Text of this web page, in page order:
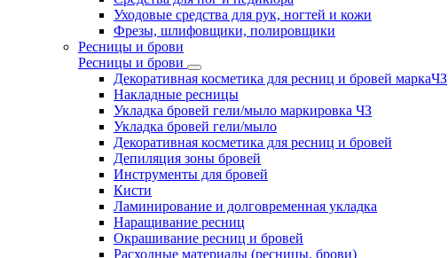
Уходовые средства для рук, ногтей и кожи
Фрезы, шлифовщики, полировщики
Ресницы и брови
Ресницы и брови
Декоративная косметика для ресниц и бровей маркаЧЗ
Накладные ресницы
Укладка бровей гели/мыло маркировка ЧЗ
Укладка бровей гели/мыло
Декоративная косметика для ресниц и бровей
Депиляция зоны бровей
Инструменты для бровей
Кисти
Ламинирование и долговременная укладка
Наращивание ресниц
Окрашивание ресниц и бровей
Расходные материалы (ресницы, брови)